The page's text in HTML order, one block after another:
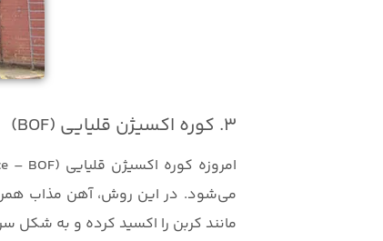
3. کوره اکسیژن قلیایی (BOF)
مانند کربن را اکسید کرده و به شکل